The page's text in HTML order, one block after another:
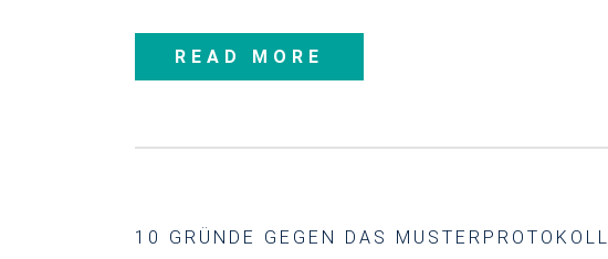
READ MORE
10 GRÜNDE GEGEN DAS MUSTERPROTOKOLL